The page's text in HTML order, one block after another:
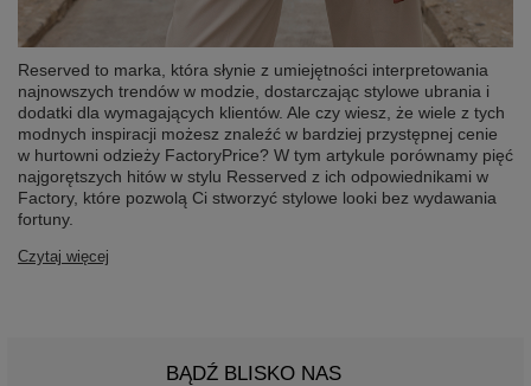
Reserved to marka, która słynie z umiejętności interpretowania
najnowszych trendów w modzie, dostarczając stylowe ubrania i
dodatki dla wymagających klientów. Ale czy wiesz, że wiele z tych
modnych inspiracji możesz znaleźć w bardziej przystępnej cenie
w hurtowni odzieży FactoryPrice? W tym artykule porównamy pięć
najgorętszych hitów w stylu Resserved z ich odpowiednikami w
Factory, które pozwolą Ci stworzyć stylowe looki bez wydawania
fortuny.
Czytaj więcej
BĄDŹ BLISKO NAS